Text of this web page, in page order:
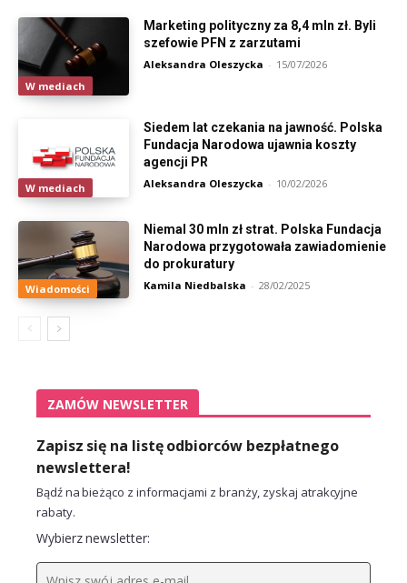
W mediach
Marketing polityczny za 8,4 mln zł. Byli
szefowie PFN z zarzutami
Aleksandra Oleszycka - 15/07/2026
W mediach
Siedem lat czekania na jawność. Polska
Fundacja Narodowa ujawnia koszty
agencji PR
Aleksandra Oleszycka - 10/02/2026
Wiadomości
Niemal 30 mln zł strat. Polska Fundacja
Narodowa przygotowała zawiadomienie
do prokuratury
Kamila Niedbalska - 28/02/2025
ZAMÓW NEWSLETTER
Zapisz się na listę odbiorców bezpłatnego
newslettera!
Bądź na bieżąco z informacjami z branży, zyskaj atrakcyjne
rabaty.
Wybierz newsletter: